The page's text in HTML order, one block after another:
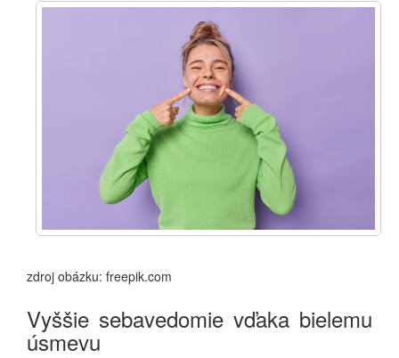
zdroj obázku: freepik.com
Vyššie sebavedomie vďaka bielemu
úsmevu